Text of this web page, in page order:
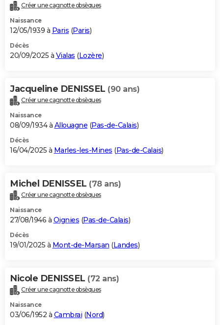
Destinations
City break
Voyage nature
Voyage de noces
Forum
Climat
+PHOTO
GUIDES D'ACHAT
BONS PLANS
Carte de Noël
Carte Bonne année
Carte Saint-Valentin
Carte Pâques
Carte d'anniversaire
DICTIONNAIRE
Dictionnaire
Biographies
Citations
Expressions
Proverbes
PROGRAMME TV
S'inscrire
Se connecter
Lycées
Collèges
Primaires
Universités
Entreprises
Service militaire
Avis de recherche
AVIS DE DÉCÈS
Bricolage
Lifestyle
Culture
Sport
Auto
Television
Voyage
Cinema
Créer une cagnotte obsèques
Naissance
12/05/1939 à Paris (Paris)
Décès
20/09/2025 à Vialas (Lozère)
Jacqueline DENISSEL (90 ans)
Créer une cagnotte obsèques
Naissance
08/09/1934 à Allouagne (Pas-de-Calais)
Décès
16/04/2025 à Marles-les-Mines (Pas-de-Calais)
Michel DENISSEL (78 ans)
Créer une cagnotte obsèques
Naissance
27/08/1946 à Oignies (Pas-de-Calais)
Décès
19/01/2025 à Mont-de-Marsan (Landes)
Nicole DENISSEL (72 ans)
Créer une cagnotte obsèques
Naissance
03/06/1952 à Cambrai (Nord)